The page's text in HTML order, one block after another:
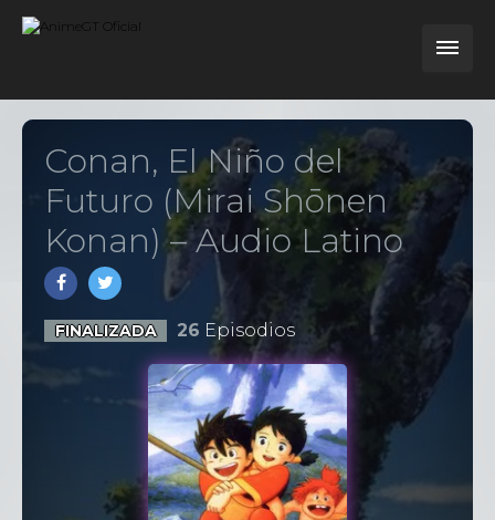
Conan, El Niño del
Futuro (Mirai Shōnen
Konan) – Audio Latino
FINALIZADA 26 Episodios